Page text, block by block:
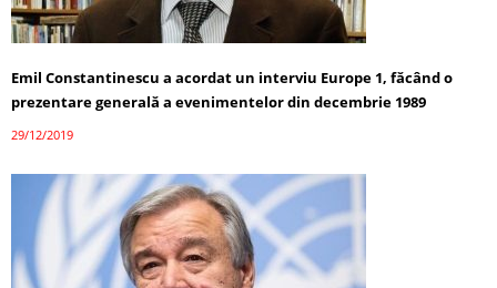
Emil Constantinescu a acordat un interviu Europe 1, făcând o
prezentare generală a evenimentelor din decembrie 1989
29/12/2019